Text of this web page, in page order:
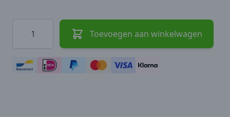
Hoeveelheid
Toevoegen aan winkelwagen